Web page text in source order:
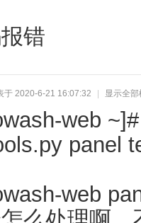
错
于 2020-6-21 16:07:32 显示全部
web
panel
web